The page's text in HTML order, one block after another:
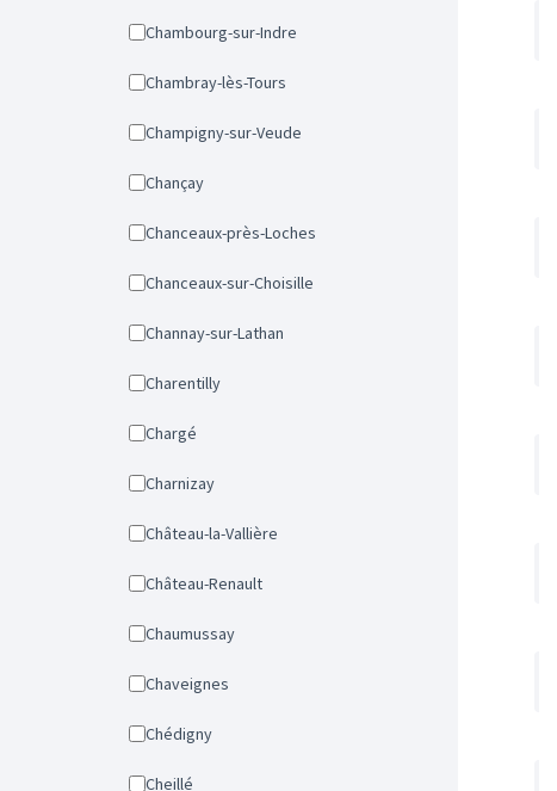
Chambourg-sur-Indre
Chambray-lès-Tours
Champigny-sur-Veude
Chançay
Chanceaux-près-Loches
Chanceaux-sur-Choisille
Channay-sur-Lathan
Charentilly
Chargé
Charnizay
Château-la-Vallière
Château-Renault
Chaumussay
Chaveignes
Chédigny
Cheillé